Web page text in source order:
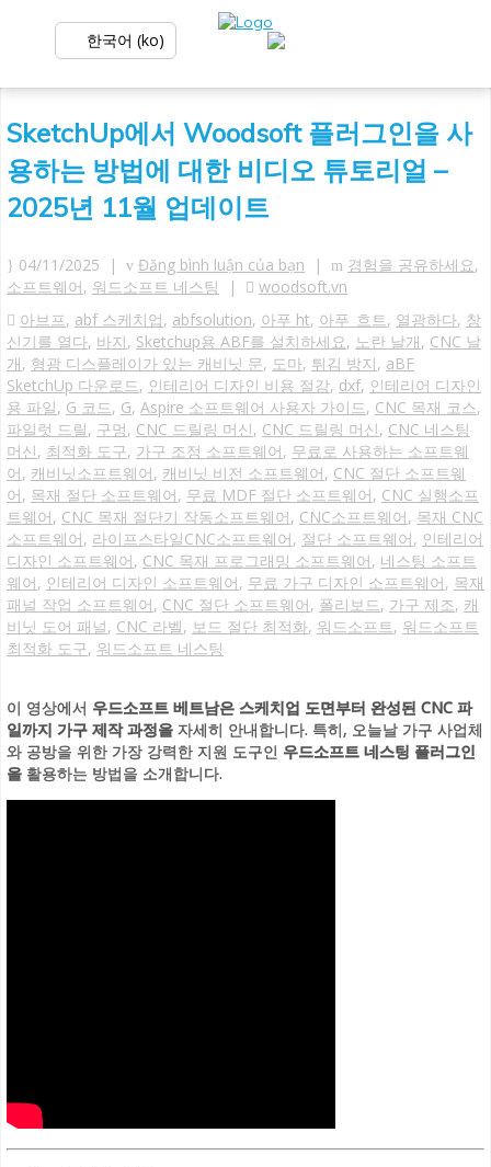
SketchUp에서 Woodsoft 플러그인을 사
용하는 방법에 대한 비디오 튜토리얼 –
2025년 11월 업데이트
04/11/2025 | Đăng bình luận của bạn | 경험을 공유하세요,
소프트웨어, 워드소프트 네스팅 |
woodsoft.vn
아브프, abf 스케치업, abfsolution, 아푸 ht, 아푸_흐트, 열광하다, 창
신기를 열다, 바지, Sketchup용 ABF를 설치하세요, 노란 날개, CNC 날
개, 형광 디스플레이가 있는 캐비닛 문, 도마, 튀김 방지, aBF
SketchUp 다운로드, 인테리어 디자인 비용 절감, dxf, 인테리어 디자인
용 파일, G 코드, G, Aspire 소프트웨어 사용자 가이드, CNC 목재 코스,
파일럿 드릴, 구멍, CNC 드릴링 머신, CNC 드릴링 머신, CNC 네스팅
머신, 최적화 도구, 가구 조정 소프트웨어, 무료로 사용하는 소프트웨
어, 캐비닛소프트웨어, 캐비닛 비전 소프트웨어, CNC 절단 소프트웨
어, 목재 절단 소프트웨어, 무료 MDF 절단 소프트웨어, CNC 실행소프
트웨어, CNC 목재 절단기 작동소프트웨어, CNC소프트웨어, 목재 CNC
소프트웨어, 라이프스타일CNC소프트웨어, 절단 소프트웨어, 인테리어
디자인 소프트웨어, CNC 목재 프로그래밍 소프트웨어, 네스팅 소프트
웨어, 인테리어 디자인 소프트웨어, 무료 가구 디자인 소프트웨어, 목재
패널 작업 소프트웨어, CNC 절단 소프트웨어, 폴리보드, 가구 제조, 캐
비닛 도어 패널, CNC 라벨, 보드 절단 최적화, 워드소프트, 워드소프트
최적화 도구, 워드소프트 네스팅
이 영상에서 우드소프트 베트남은 스케치업 도면부터 완성된 CNC 파
일까지 가구 제작 과정을 자세히 안내합니다. 특히, 오늘날 가구 사업체
와 공방을 위한 가장 강력한 지원 도구인 우드소프트 네스팅 플러그인
을 활용하는 방법을 소개합니다.
한국어 (ko)